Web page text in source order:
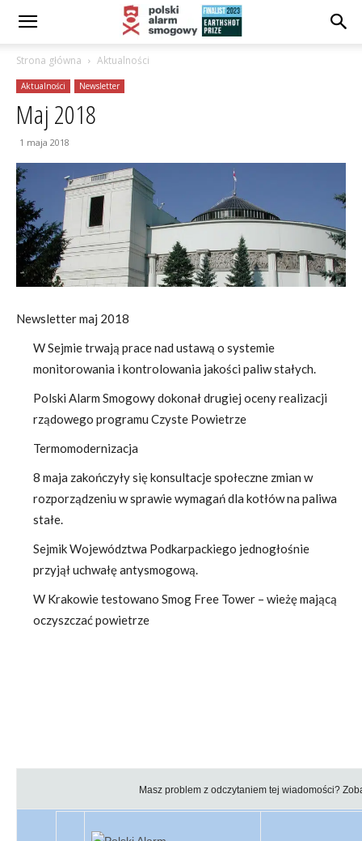
Strona główna Aktualności
Aktualności Newsletter
Maj 2018
1 maja 2018
Newsletter maj 2018
W Sejmie trwają prace nad ustawą o systemie
monitorowania i kontrolowania jakości paliw stałych.
Polski Alarm Smogowy dokonał drugiej oceny realizacji
rządowego programu Czyste Powietrze
Termomodernizacja
8 maja zakończyły się konsultacje społeczne zmian w
rozporządzeniu w sprawie wymagań dla kotłów na paliwa
stałe.
Sejmik Województwa Podkarpackiego jednogłośnie
przyjął uchwałę antysmogową.
W Krakowie testowano Smog Free Tower – wieżę mającą
oczyszczać powietrze
Masz problem z odczytaniem tej wiadomości?